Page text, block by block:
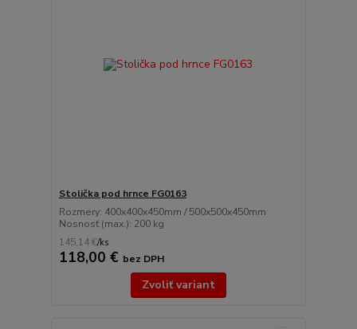
Stolička pod hrnce FG0163
Rozmery: 400x400x450mm / 500x500x450mm
Nosnosť (max.): 200 kg
145,14 €/ks
118,00 € bez DPH
Zvoliť variant